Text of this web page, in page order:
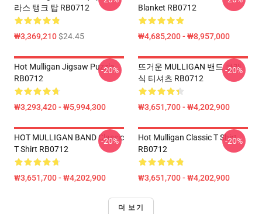
라스 탱크 탑 RB0712
₩3,369,210$24.45
Blanket RB0712
₩4,685,200 - ₩8,957,000
Hot Mulligan Jigsaw Puzzle
RB0712
₩3,293,420 - ₩5,994,300
-20%
뜨거운 MULLIGAN 밴드 클래
식 티셔츠 RB0712
₩3,651,700 - ₩4,202,900
-20%
HOT MULLIGAN BAND Classic
T Shirt RB0712
₩3,651,700 - ₩4,202,900
-20%
Hot Mulligan Classic T Shirt
RB0712
₩3,651,700 - ₩4,202,900
-20%
더 보기